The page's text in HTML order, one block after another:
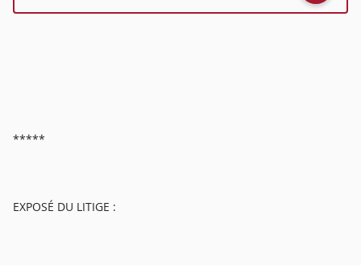
*****
EXPOSÉ DU LITIGE :